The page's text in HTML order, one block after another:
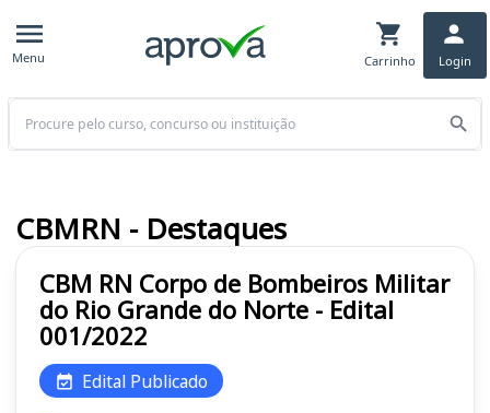
Menu Carrinho Login
Buscar
CBM RN Corpo de Bombeiros Militar
do Rio Grande do Norte - Edital
001/2022
Edital Publicado
CBMRN - Destaques